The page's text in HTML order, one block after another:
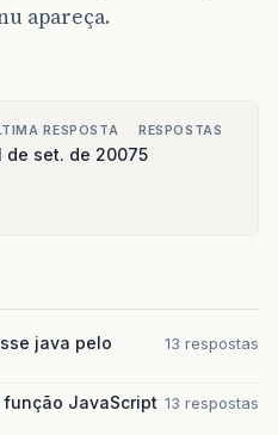
apareça.
RESPOSTA
de set. de 2007
RESPOSTAS
5
java pelo
13 respostas
função JavaScript 13 respostas